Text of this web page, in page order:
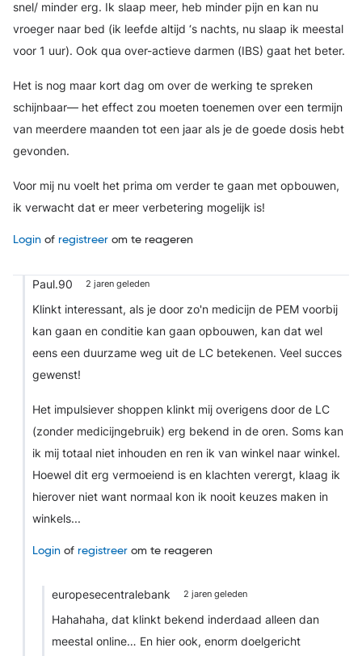
snel/ minder erg. Ik slaap meer, heb minder pijn en kan nu
vroeger naar bed (ik leefde altijd ‘s nachts, nu slaap ik meestal
voor 1 uur). Ook qua over-actieve darmen (IBS) gaat het beter.
Het is nog maar kort dag om over de werking te spreken
schijnbaar— het effect zou moeten toenemen over een termijn
van meerdere maanden tot een jaar als je de goede dosis hebt
gevonden.
Voor mij nu voelt het prima om verder te gaan met opbouwen,
ik verwacht dat er meer verbetering mogelijk is!
Login of registreer om te reageren
Paul.90 2 jaren geleden
Klinkt interessant, als je door zo'n medicijn de PEM voorbij
kan gaan en conditie kan gaan opbouwen, kan dat wel
eens een duurzame weg uit de LC betekenen. Veel succes
gewenst!
Het impulsiever shoppen klinkt mij overigens door de LC
(zonder medicijngebruik) erg bekend in de oren. Soms kan
ik mij totaal niet inhouden en ren ik van winkel naar winkel.
Hoewel dit erg vermoeiend is en klachten verergt, klaag ik
hierover niet want normaal kon ik nooit keuzes maken in
winkels...
Login of registreer om te reageren
europesecentralebank 2 jaren geleden
Hahahaha, dat klinkt bekend inderdaad alleen dan
meestal online… En hier ook, enorm doelgericht